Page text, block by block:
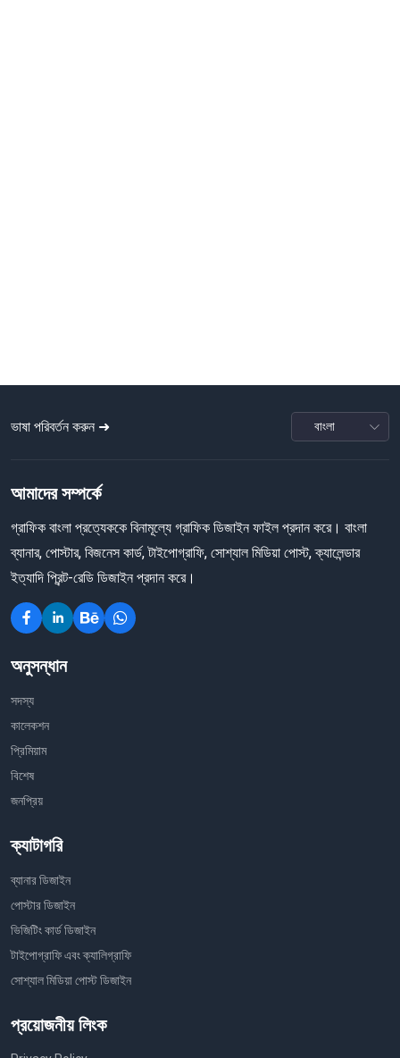
ভাষা পরিবর্তন করুন ➜
আমাদের সম্পর্কে
গ্রাফিক বাংলা প্রত্যেককে বিনামূল্যে গ্রাফিক ডিজাইন ফাইল প্রদান করে। বাংলা
ব্যানার, পোস্টার, বিজনেস কার্ড, টাইপোগ্রাফি, সোশ্যাল মিডিয়া পোস্ট, ক্যালেন্ডার
ইত্যাদি প্রিন্ট-রেডি ডিজাইন প্রদান করে।
অনুসন্ধান
সদস্য
কালেকশন
প্রিমিয়াম
বিশেষ
জনপ্রিয়
ক্যাটাগরি
ব্যানার ডিজাইন
পোস্টার ডিজাইন
ভিজিটিং কার্ড ডিজাইন
টাইপোগ্রাফি এবং ক্যালিগ্রাফি
সোশ্যাল মিডিয়া পোস্ট ডিজাইন
প্রয়োজনীয় লিংক